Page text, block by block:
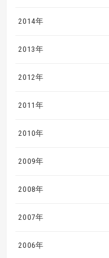
2014年
2013年
2012年
2011年
2010年
2009年
2008年
2007年
2006年